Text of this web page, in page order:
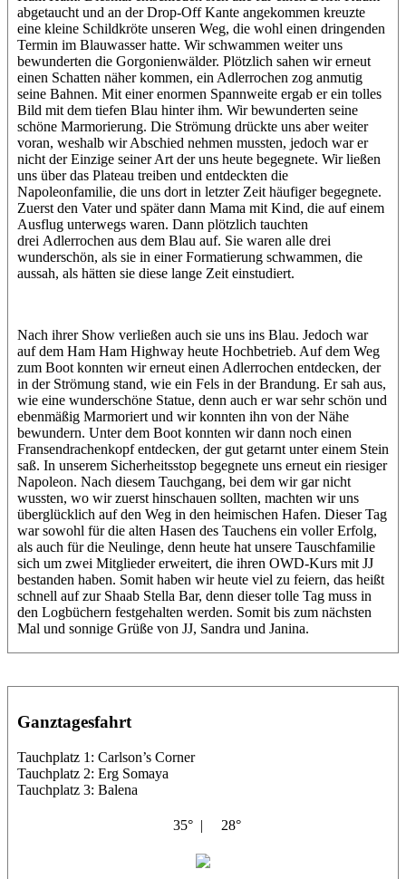
abgetaucht und an der Drop-Off Kante angekommen kreuzte
eine kleine Schildkröte unseren Weg, die wohl einen dringenden
Termin im Blauwasser hatte. Wir schwammen weiter uns
bewunderten die Gorgonienwälder. Plötzlich sahen wir erneut
einen Schatten näher kommen, ein Adlerrochen zog anmutig
seine Bahnen. Mit einer enormen Spannweite ergab er ein tolles
Bild mit dem tiefen Blau hinter ihm. Wir bewunderten seine
schöne Marmorierung. Die Strömung drückte uns aber weiter
voran, weshalb wir Abschied nehmen mussten, jedoch war er
nicht der Einzige seiner Art der uns heute begegnete. Wir ließen
uns über das Plateau treiben und entdeckten die
Napoleonfamilie, die uns dort in letzter Zeit häufiger begegnete.
Zuerst den Vater und später dann Mama mit Kind, die auf einem
Ausflug unterwegs waren. Dann plötzlich tauchten
drei Adlerrochen aus dem Blau auf. Sie waren alle drei
wunderschön, als sie in einer Formatierung schwammen, die
aussah, als hätten sie diese lange Zeit einstudiert.
Nach ihrer Show verließen auch sie uns ins Blau. Jedoch war
auf dem Ham Ham Highway heute Hochbetrieb. Auf dem Weg
zum Boot konnten wir erneut einen Adlerrochen entdecken, der
in der Strömung stand, wie ein Fels in der Brandung. Er sah aus,
wie eine wunderschöne Statue, denn auch er war sehr schön und
ebenmäßig Marmoriert und wir konnten ihn von der Nähe
bewundern. Unter dem Boot konnten wir dann noch einen
Fransendrachenkopf entdecken, der gut getarnt unter einem Stein
saß. In unserem Sicherheitsstop begegnete uns erneut ein riesiger
Napoleon. Nach diesem Tauchgang, bei dem wir gar nicht
wussten, wo wir zuerst hinschauen sollten, machten wir uns
überglücklich auf den Weg in den heimischen Hafen. Dieser Tag
war sowohl für die alten Hasen des Tauchens ein voller Erfolg,
als auch für die Neulinge, denn heute hat unsere Tauschfamilie
sich um zwei Mitglieder erweitert, die ihren OWD-Kurs mit JJ
bestanden haben. Somit haben wir heute viel zu feiern, das heißt
schnell auf zur Shaab Stella Bar, denn dieser tolle Tag muss in
den Logbüchern festgehalten werden. Somit bis zum nächsten
Mal und sonnige Grüße von JJ, Sandra und Janina.
Ganztagesfahrt
Tauchplatz 1: Carlson’s Corner
Tauchplatz 2: Erg Somaya
Tauchplatz 3: Balena
35° | 28°